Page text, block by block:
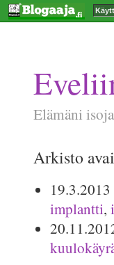
Elämäni
Arkisto
19.3.2013
implantti,